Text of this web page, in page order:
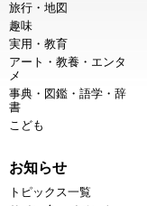
旅行・地図
趣味
実用・教育
アート・教養・エンタ
メ
事典・図鑑・語学・辞
書
こども
お知らせ
トピックス一覧